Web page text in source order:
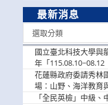
最新消息
選取分類
國立臺北科技大學與
年「
歡迎學生踴躍報名參
花蓮縣政府委請秀林
場：山野、海洋教育
參加
「全民英檢」中級